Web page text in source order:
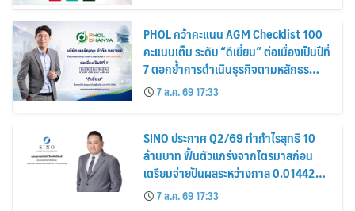
PHOL คว้าคะแนน AGM Checklist 100
คะแนนเต็ม ระดับ “ดีเยี่ยม” ต่อเนื่องเป็นปีที่
7 ตอกย้ำการดำเนินธุรกิจตามหลักธร
รมาภิบาล โปร่งใส สร้างความเชื่อมั่นผู้ถือ
หุ้น
7 ส.ค. 69 17:33
SINO ประกาศ Q2/69 ทำกำไรสุทธิ 10
ล้านบาท ฟื้นตัวแกร่งจากไตรมาสก่อน
เตรียมจ่ายปันผลระหว่างกาล 0.014423
บาทต่อหุ้น ครึ่งปีหลังมุ่งเติบโตต่อเนื่อง
7 ส.ค. 69 17:33